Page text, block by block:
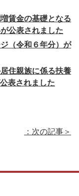
賃金の基礎となる
公表されました
（令和６年分）が
住親族に係る扶養
表されました
：次の記事＞